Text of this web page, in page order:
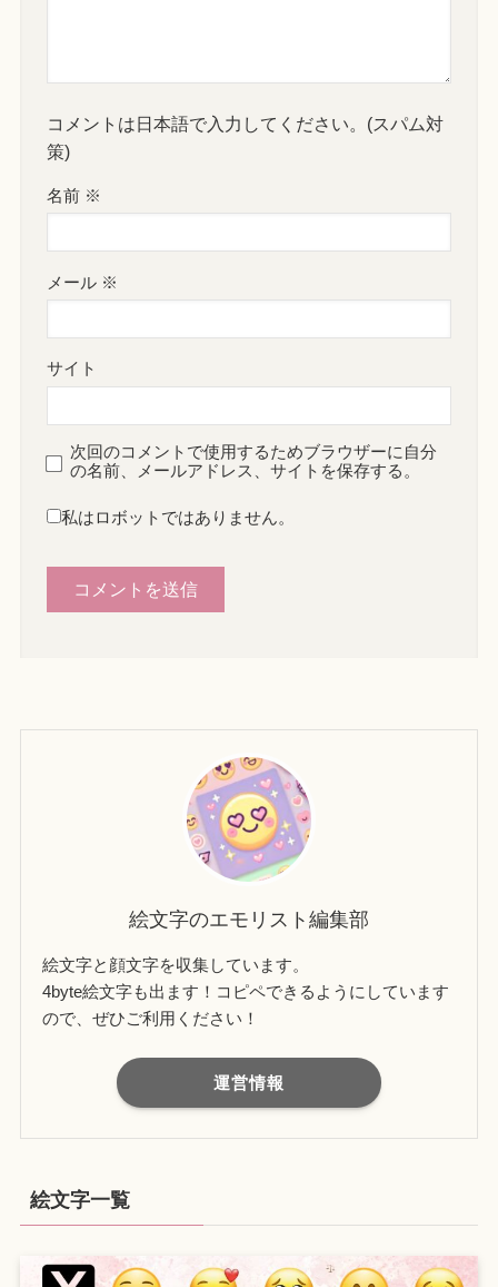
コメントは日本語で入力してください。(スパム対
策)
名前 ※
メール ※
サイト
次回のコメントで使用するためブラウザーに自分
の名前、メールアドレス、サイトを保存する。
私はロボットではありません。
絵文字のエモリスト編集部
絵文字と顔文字を収集しています。
4byte絵文字も出ます！コピペできるようにしています
ので、ぜひご利用ください！
運営情報
絵文字一覧